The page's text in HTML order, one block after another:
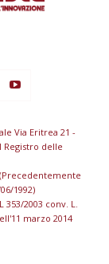
Via Eritrea 21 -
Registro delle
1992)
353/2003 conv. L.
marzo 2014